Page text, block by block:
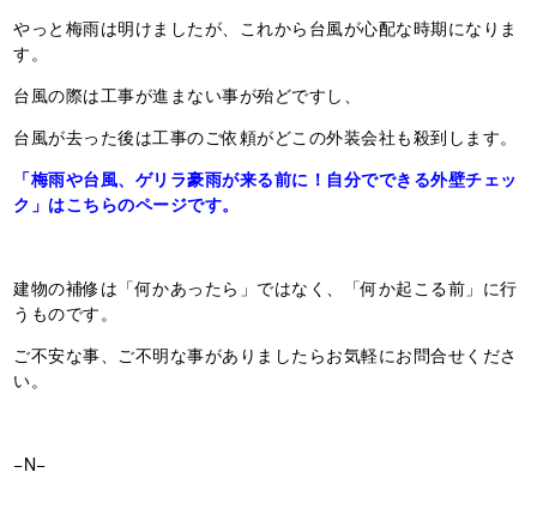
やっと梅雨は明けましたが、これから台風が心配な時期になりま
す。
台風の際は工事が進まない事が殆どですし、
台風が去った後は工事のご依頼がどこの外装会社も殺到します。
「梅雨や台風、ゲリラ豪雨が来る前に！自分でできる外壁チェッ
ク」はこちらのページです。
建物の補修は「何かあったら」ではなく、「何か起こる前」に行
うものです。
ご不安な事、ご不明な事がありましたらお気軽にお問合せくださ
い。
−N−